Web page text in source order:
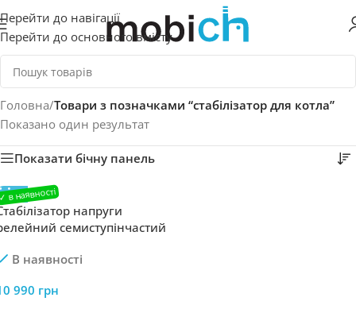
Перейти до навігації
Перейти до основного вмісту
Головна/Товари з позначками “стабілізатор для котла”
Показано один результат
Показати бічну панель
напруги
семиступінчастий
7 ступ
В наявності
990 грн